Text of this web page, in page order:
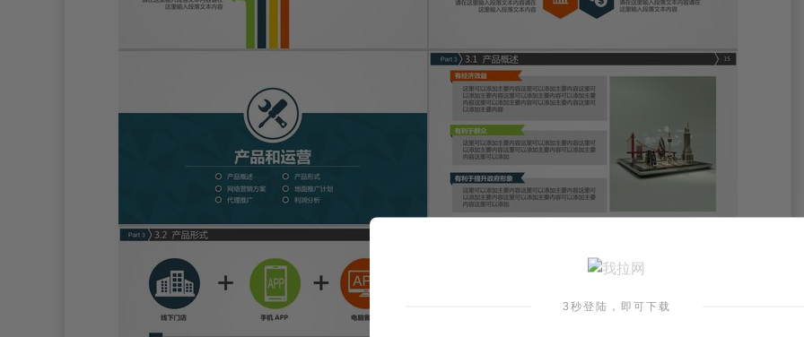
3秒登陆，即可下载